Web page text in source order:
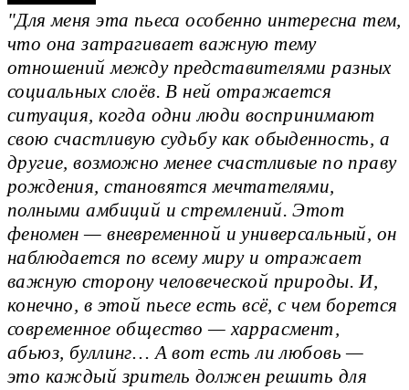
"Для меня эта пьеса особенно интересна тем,
что она затрагивает важную тему
отношений между представителями разных
социальных слоёв. В ней отражается
ситуация, когда одни люди воспринимают
свою счастливую судьбу как обыденность, а
другие, возможно менее счастливые по праву
рождения, становятся мечтателями,
полными амбиций и стремлений. Этот
феномен — вневременной и универсальный, он
наблюдается по всему миру и отражает
важную сторону человеческой природы. И,
конечно, в этой пьесе есть всё, с чем борется
современное общество — харрасмент,
абьюз, буллинг… А вот есть ли любовь —
это каждый зритель должен решить для